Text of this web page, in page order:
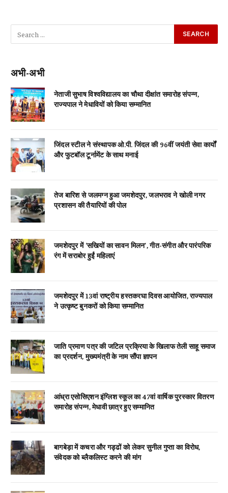
अभी-अभी
नेताजी सुभाष विश्वविद्यालय का चौथा दीक्षांत समारोह संपन्न,
राज्यपाल ने मेधावियों को किया सम्मानित
जिंदल स्टील ने संस्थापक ओ.पी. जिंदल की 96वीं जयंती सेवा कार्यों
और फुटबॉल टूर्नामेंट के साथ मनाई
तेज बारिश से जलमग्न हुआ जमशेदपुर, जलभराव ने खोली नगर
प्रशासन की तैयारियों की पोल
जमशेदपुर में ‘सखियों का सावन मिलन’, गीत-संगीत और पारंपरिक
रंग में सराबोर हुईं महिलाएं
जमशेदपुर में 13वां राष्ट्रीय हस्तकरघा दिवस आयोजित, राज्यपाल
ने उत्कृष्ट बुनकरों को किया सम्मानित
जाति प्रमाण पत्र की जटिल प्रक्रिया के खिलाफ तेली साहू समाज
का प्रदर्शन, मुख्यमंत्री के नाम सौंपा ज्ञापन
आंध्रा एसोसिएशन इंग्लिश स्कूल का 47वां वार्षिक पुरस्कार वितरण
समारोह संपन्न, मेधावी छात्र हुए सम्मानित
बागबेड़ा में कचरा और गड्ढों को लेकर सुनील गुप्ता का विरोध,
संवेदक को ब्लैकलिस्ट करने की मांग